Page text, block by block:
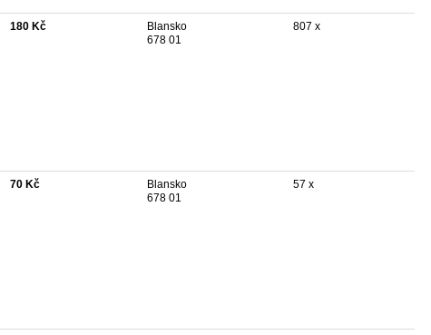
180 Kč
Blansko
678 01
807 x
70 Kč
Blansko
678 01
57 x